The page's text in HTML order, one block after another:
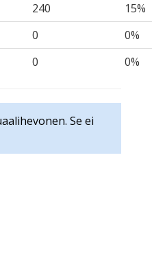
240
15%
0
0%
0 0%
Se ei